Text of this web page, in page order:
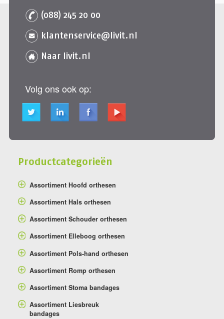
(088) 245 20 00
klantenservice@livit.nl
Naar livit.nl
Volg ons ook op:
Productcategorieën
Assortiment Hoofd orthesen
Assortiment Hals orthesen
Assortiment Schouder orthesen
Assortiment Elleboog orthesen
Assortiment Pols-hand orthesen
Assortiment Romp orthesen
Assortiment Stoma bandages
Assortiment Liesbreuk
bandages